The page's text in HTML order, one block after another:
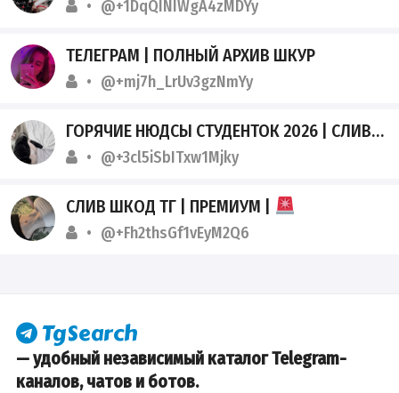
@+1DqQINIWgA4zMDYy
ТЕЛЕГРАМ | ПОЛНЫЙ АРХИВ ШКУР
@+mj7h_LrUv3gzNmYy
ГОРЯЧИЕ НЮДСЫ СТУДЕНТОК 2026 | СЛИВЫ БЕЗ ЦЕНЗУРЫ
@+3cl5iSbITxw1Mjky
СЛИВ ШКОД ТГ | ПРЕМИУМ |
@+Fh2thsGf1vEyM2Q6
— удобный независимый каталог Telegram-
каналов, чатов и ботов.